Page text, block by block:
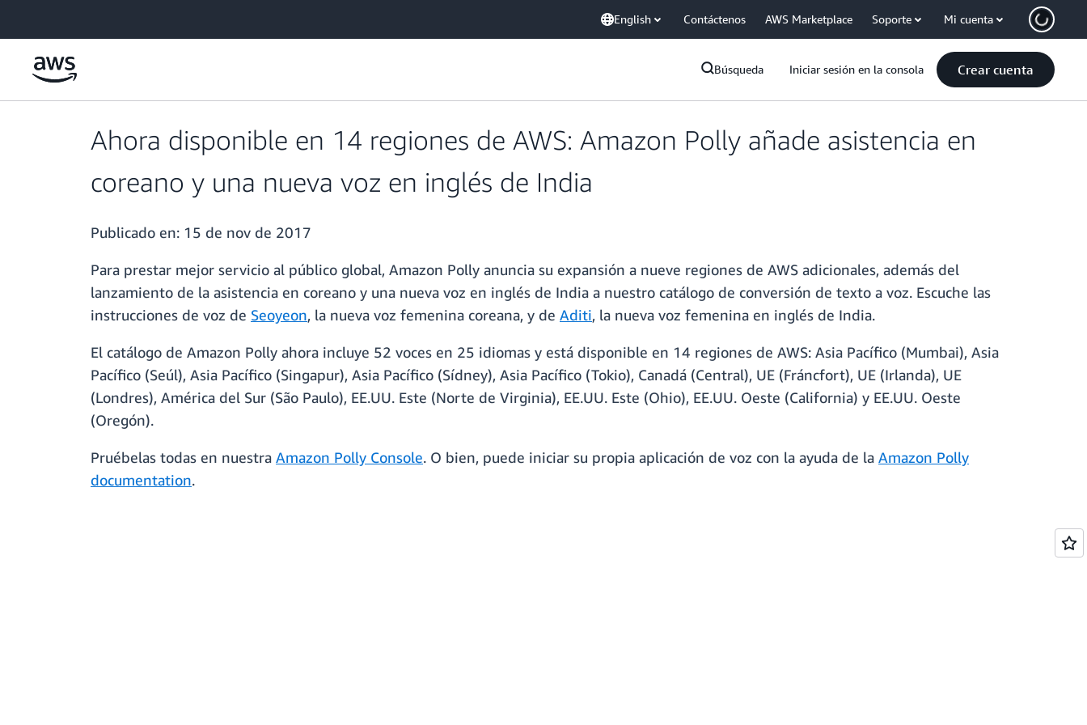
English Contáctenos AWS Marketplace Soporte Mi cuenta
Búsqueda Iniciar sesión en la consola Crear cuenta
Ahora disponible en 14 regiones de AWS: Amazon Polly añade asistencia en
coreano y una nueva voz en inglés de India
Publicado en: 15 de nov de 2017
Para prestar mejor servicio al público global, Amazon Polly anuncia su expansión a nueve regiones de AWS adicionales, además del
lanzamiento de la asistencia en coreano y una nueva voz en inglés de India a nuestro catálogo de conversión de texto a voz. Escuche las
instrucciones de voz de Seoyeon, la nueva voz femenina coreana, y de Aditi, la nueva voz femenina en inglés de India.
El catálogo de Amazon Polly ahora incluye 52 voces en 25 idiomas y está disponible en 14 regiones de AWS: Asia Pacífico (Mumbai), Asia
Pacífico (Seúl), Asia Pacífico (Singapur), Asia Pacífico (Sídney), Asia Pacífico (Tokio), Canadá (Central), UE (Fráncfort), UE (Irlanda), UE
(Londres), América del Sur (São Paulo), EE.UU. Este (Norte de Virginia), EE.UU. Este (Ohio), EE.UU. Oeste (California) y EE.UU. Oeste
(Oregón).
Pruébelas todas en nuestra Amazon Polly Console. O bien, puede iniciar su propia aplicación de voz con la ayuda de la Amazon Polly
documentation.